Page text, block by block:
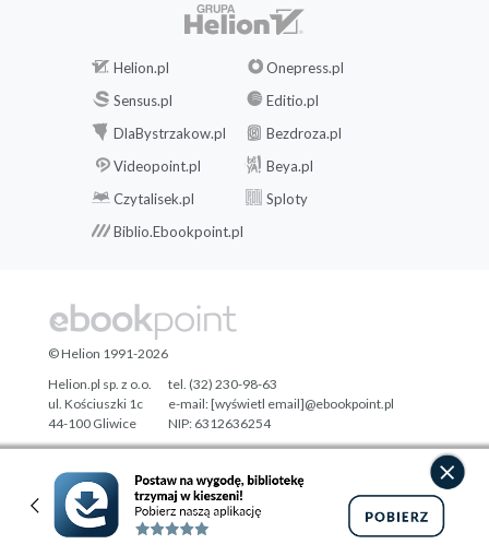
Helion.pl
Onepress.pl
Sensus.pl
Editio.pl
DlaBystrzakow.pl
Bezdroza.pl
Videopoint.pl
Beya.pl
Czytalisek.pl
Sploty
Biblio.Ebookpoint.pl
Designed with ♥ byTonik.pl
© Helion 1991-2026
Helion.pl sp. z o.o.
ul. Kościuszki 1c
44-100 Gliwice
tel. (32) 230-98-63
e-mail:[wyświetl email]@ebookpoint.pl
NIP: 6312636254
Regon: 241989027
Pełna wersja strony »